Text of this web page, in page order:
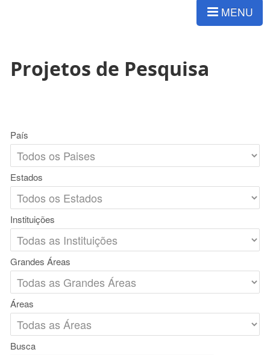
MENU
Projetos de Pesquisa
País
Estados
Instituições
Grandes Áreas
Áreas
Busca